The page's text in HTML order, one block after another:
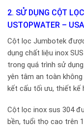
2. SỬ DỤNG CỘT
USTOPWATER – USA
Cột lọc Jumbotek
dụng chất liệu inox
trong quá trình sử
yên tâm an toàn
kết cấu tối ưu, thiết kế
Cột lọc inox sus 304
bền, tuổi thọ cao trên